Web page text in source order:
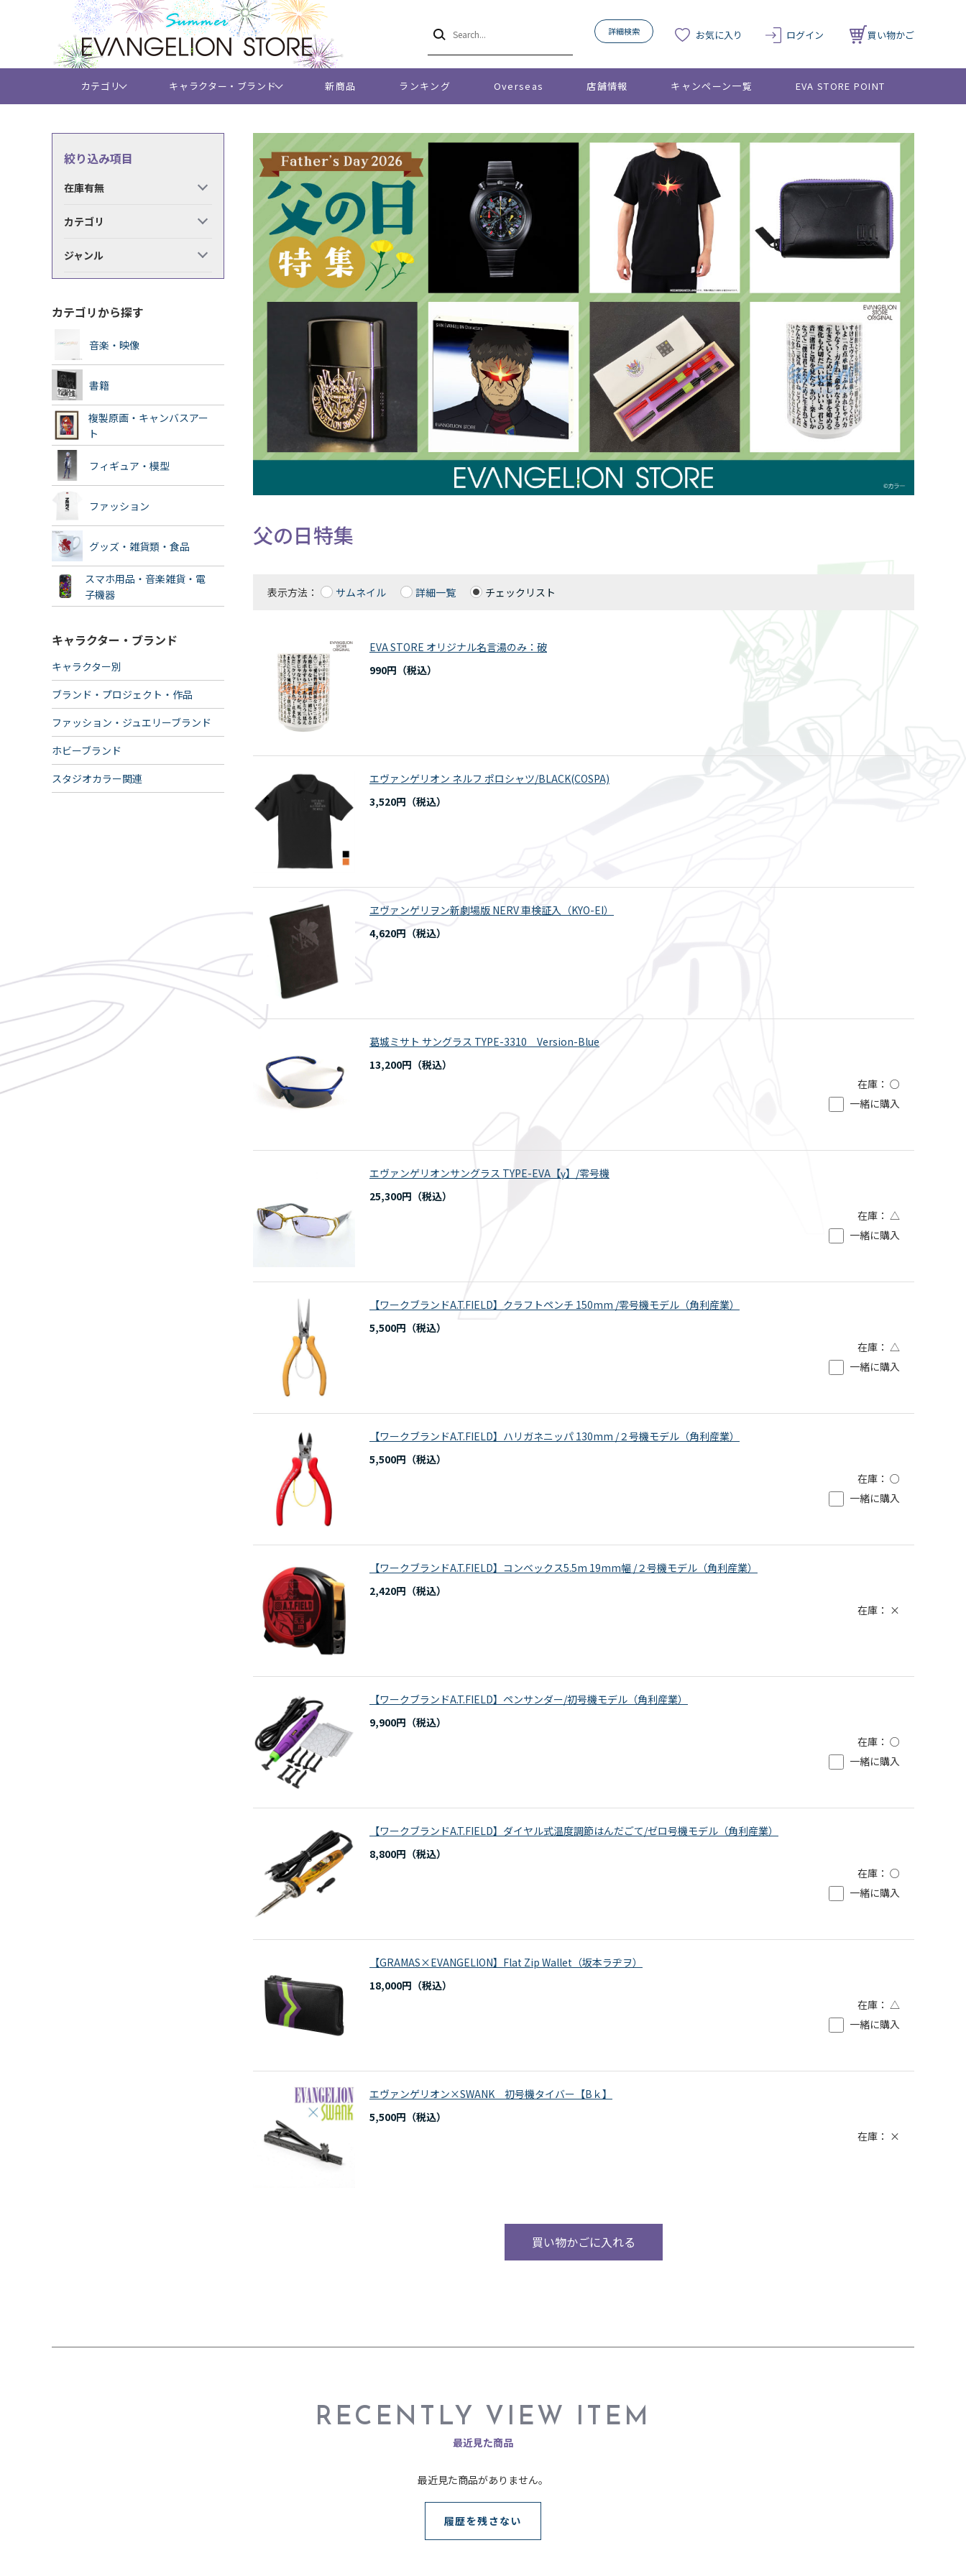
詳細検索 お気に入り ログイン 買い物かご
カテゴリ キャラクター・ブランド 新商品 ランキング Overseas 店舗情報 キャンペーン一覧 EVA STORE POINT
絞り込み項目
在庫有無
カテゴリ
ジャンル
カテゴリから探す
音楽・映像
書籍
複製原画・キャンバスアー
ト
フィギュア・模型
ファッション
グッズ・雑貨類・食品
スマホ用品・音楽雑貨・電
子機器
キャラクター・ブランド
キャラクター別
ブランド・プロジェクト・作品
ファッション・ジュエリーブランド
ホビーブランド
スタジオカラー関連
父の日特集
表示方法： サムネイル 詳細一覧 チェックリスト
EVA STORE オリジナル名言湯のみ：破
990円
エヴァンゲリオン ネルフ ポロシャツ/BLACK(COSPA)
3,520円
ヱヴァンゲリヲン新劇場版 NERV 車検証入（KYO-EI）
4,620円
葛城ミサト サングラス TYPE-3310 Version-Blue
13,200円
在庫： ○
一緒に購入
エヴァンゲリオンサングラス TYPE-EVA【γ】/零号機
25,300円
在庫： △
一緒に購入
【ワークブランドA.T.FIELD】クラフトペンチ 150mm /零号機モデル（角利産業）
5,500円
在庫： △
一緒に購入
【ワークブランドA.T.FIELD】ハリガネニッパ 130mm /２号機モデル（角利産業）
5,500円
在庫： ○
一緒に購入
【ワークブランドA.T.FIELD】コンベックス5.5m 19mm幅 /２号機モデル（角利産業）
2,420円
在庫： ×
【ワークブランドA.T.FIELD】ペンサンダー/初号機モデル（角利産業）
9,900円
在庫： ○
一緒に購入
【ワークブランドA.T.FIELD】ダイヤル式温度調節はんだごて/ゼロ号機モデル（角利産業）
8,800円
在庫： ○
一緒に購入
【GRAMAS×EVANGELION】Flat Zip Wallet（坂本ラヂヲ）
18,000円
在庫： △
一緒に購入
エヴァンゲリオン×SWANK 初号機タイバー【Bｋ】
5,500円
在庫： ×
買い物かごに入れる
RECENTLY VIEW ITEM
最近見た商品
最近見た商品がありません。
履歴を残さない